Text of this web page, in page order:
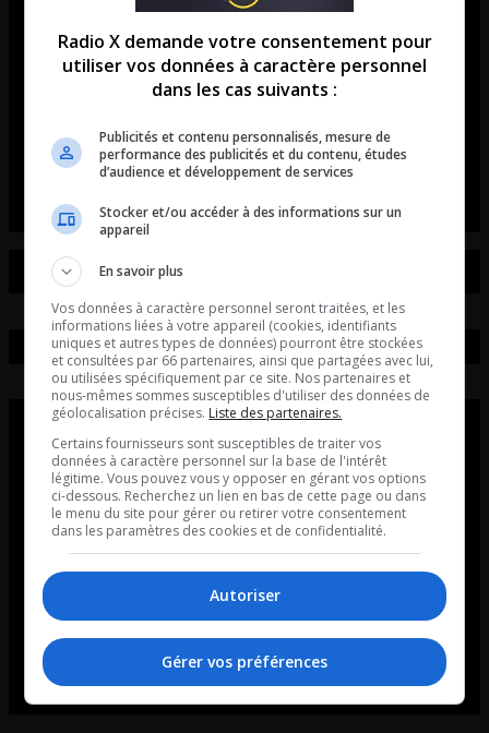
bœuf Wagyu au café et à l’asiatiquePortions : 4 à
6Temps de préparation : 30 minutesCuisson : 4 à 5
côtes 2 kg de côtes levées de bœuf Wagyu Sel et
poivre noir fraîchement mouluRub […]
Radio X demande votre consentement pour
utiliser vos données à caractère personnel
dans les cas suivants :
Publicités et contenu personnalisés, mesure de
performance des publicités et du contenu, études
d’audience et développement de services
Stocker et/ou accéder à des informations sur un
appareil
En savoir plus
Vos données à caractère personnel seront traitées, et les
informations liées à votre appareil (cookies, identifiants
uniques et autres types de données) pourront être stockées
et consultées par 66 partenaires, ainsi que partagées avec lui,
ou utilisées spécifiquement par ce site. Nos partenaires et
nous-mêmes sommes susceptibles d'utiliser des données de
géolocalisation précises. Liste des partenaires.
Certains fournisseurs sont susceptibles de traiter vos
données à caractère personnel sur la base de l'intérêt
légitime. Vous pouvez vous y opposer en gérant vos options
ci-dessous. Recherchez un lien en bas de cette page ou dans
le menu du site pour gérer ou retirer votre consentement
dans les paramètres des cookies et de confidentialité.
Autoriser
Gérer vos préférences